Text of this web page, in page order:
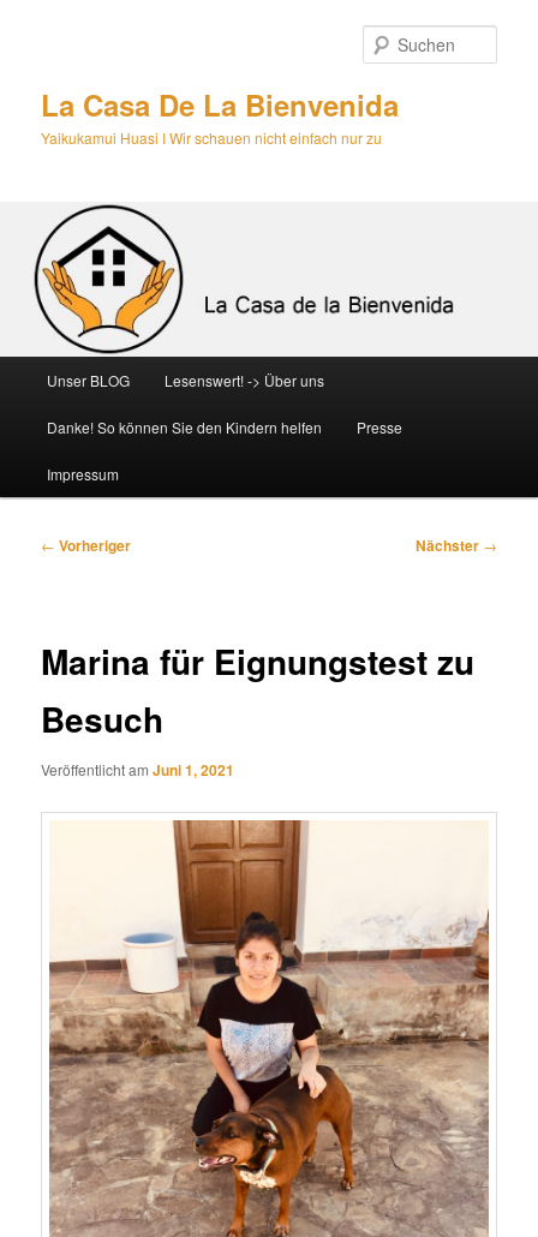
La Casa De La Bienvenida
Yaikukamui Huasi I Wir schauen nicht einfach nur zu
Unser BLOG Lesenswert! -> Über uns
Danke! So können Sie den Kindern helfen Presse
Impressum
Beitragsnavigation
← Vorheriger Nächster →
Marina für Eignungstest zu
Besuch
Veröffentlicht amJuni 1, 2021